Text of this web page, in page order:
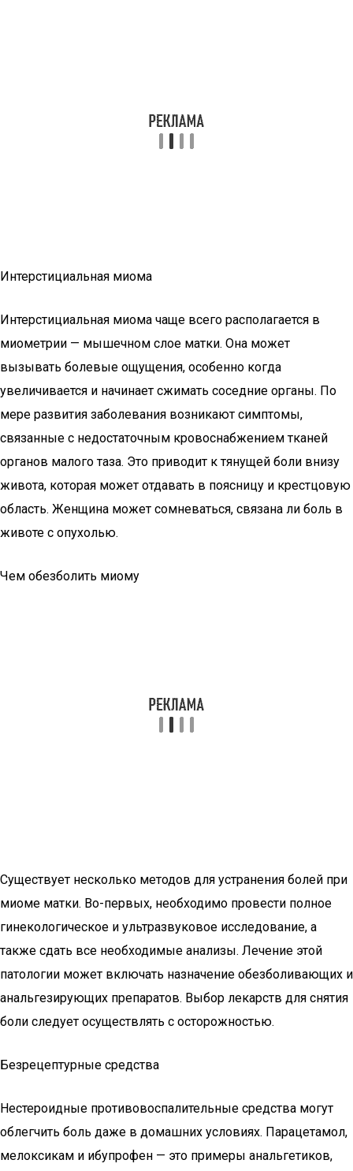
Интерстициальная миома
Интерстициальная миома чаще всего располагается в
миометрии — мышечном слое матки. Она может
вызывать болевые ощущения, особенно когда
увеличивается и начинает сжимать соседние органы. По
мере развития заболевания возникают симптомы,
связанные с недостаточным кровоснабжением тканей
органов малого таза. Это приводит к тянущей боли внизу
живота, которая может отдавать в поясницу и крестцовую
область. Женщина может сомневаться, связана ли боль в
животе с опухолью.
Чем обезболить миому
Существует несколько методов для устранения болей при
миоме матки. Во-первых, необходимо провести полное
гинекологическое и ультразвуковое исследование, а
также сдать все необходимые анализы. Лечение этой
патологии может включать назначение обезболивающих и
анальгезирующих препаратов. Выбор лекарств для снятия
боли следует осуществлять с осторожностью.
Безрецептурные средства
Нестероидные противовоспалительные средства могут
облегчить боль даже в домашних условиях. Парацетамол,
мелоксикам и ибупрофен — это примеры анальгетиков,